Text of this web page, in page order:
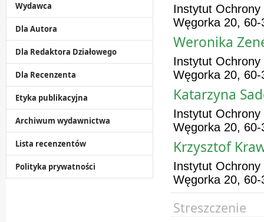
Wydawca
Dla Autora
Dla Redaktora Działowego
Dla Recenzenta
Etyka publikacyjna
Archiwum wydawnictwa
Lista recenzentów
Polityka prywatności
Instytut Ochrony
Węgorka 20,
Weronika
Instytut Ochrony
Węgorka 20,
Katarzyna
Instytut Ochrony
Węgorka 20,
Krzysztof
Instytut Ochrony
Węgorka 20,
Streszczenie